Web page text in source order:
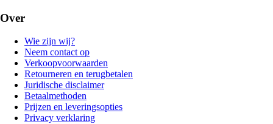
Over
Wie zijn wij?
Neem contact op
Verkoopvoorwaarden
Retourneren en terugbetalen
Juridische disclaimer
Betaalmethoden
Prijzen en leveringsopties
Privacy verklaring